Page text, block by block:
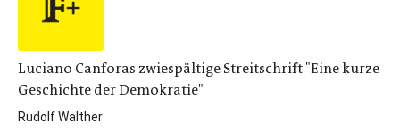
Luciano Canforas zwiespältige Streitschrift "Eine kurze
Geschichte der Demokratie"
Rudolf Walther